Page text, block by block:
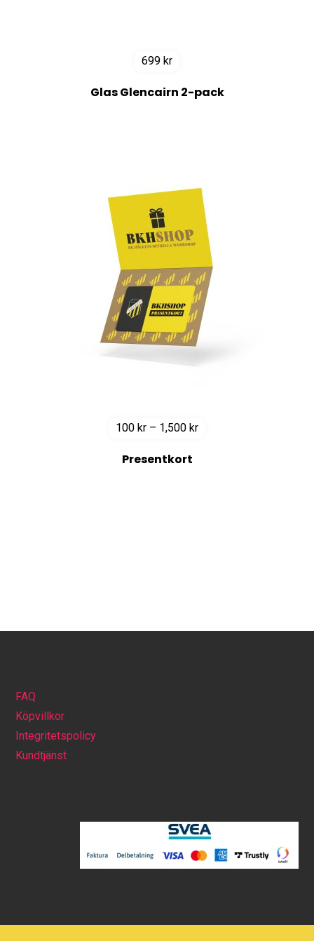
699 kr
Glas Glencairn 2-pack
100 kr – 1,500 krPrisintervall:
Presentkort
FAQ
Köpvillkor
Integritetspolicy
Kundtjänst